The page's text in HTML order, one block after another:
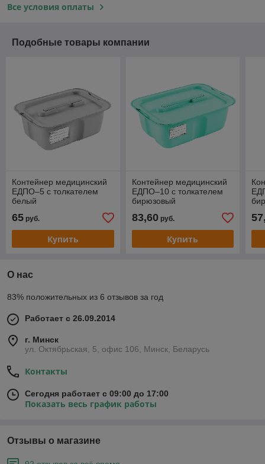
Все условия оплаты
Подобные товары компании
Контейнер медицинский
ЕДПО–5 с толкателем
белый
65 руб.
Купить
Контейнер медицинский
ЕДПО–10 с толкателем
бирюзовый
83,60руб.
Купить
О нас
83% положительных из 6 отзывов за год
Работает с 26.09.2014
г. Минск
ул. Октябрьская, 5, офис 106, Минск, Беларусь
Контакты
Сегодня работает с 09:00 до 17:00
Показать весь график работы
Отзывы о магазине